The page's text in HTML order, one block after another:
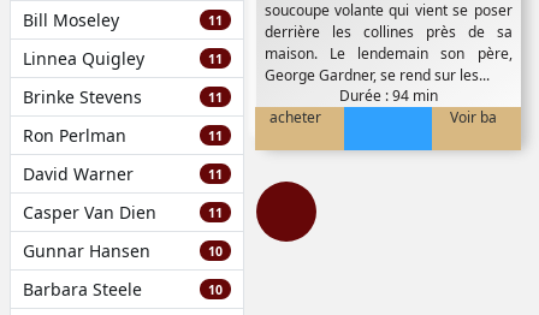
Bill Moseley 11
Linnea Quigley 11
Brinke Stevens 11
Ron Perlman 11
David Warner 11
Casper Van Dien 11
Gunnar Hansen 10
Barbara Steele 10
soucoupe volante qui vient se poser
derrière les collines près de sa
maison. Le lendemain son père,
George Gardner, se rend sur les...
Durée : 94 min
acheter
Voir ba